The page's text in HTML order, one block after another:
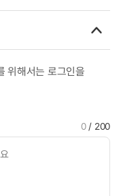
위해서는 로그인을
0/ 200